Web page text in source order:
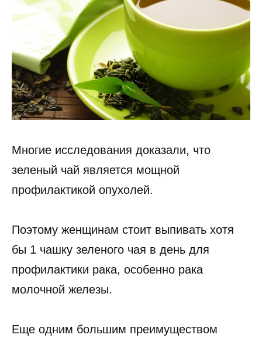
Многие исследования доказали, что
зеленый чай является мощной
профилактикой опухолей.
Поэтому женщинам стоит выпивать хотя
бы 1 чашку зеленого чая в день для
профилактики рака, особенно рака
молочной железы.
Еще одним большим преимуществом